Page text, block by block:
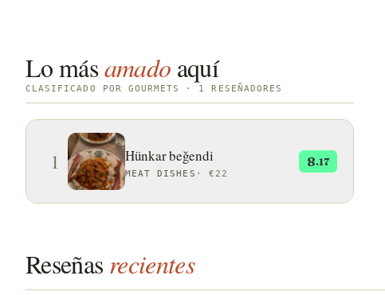
Lo másamado aquí
CLASIFICADO POR GOURMETS · 1 RESEÑADORES
1 Hünkar beğendi
MEAT DISHES · €22
8.17
Reseñas recientes